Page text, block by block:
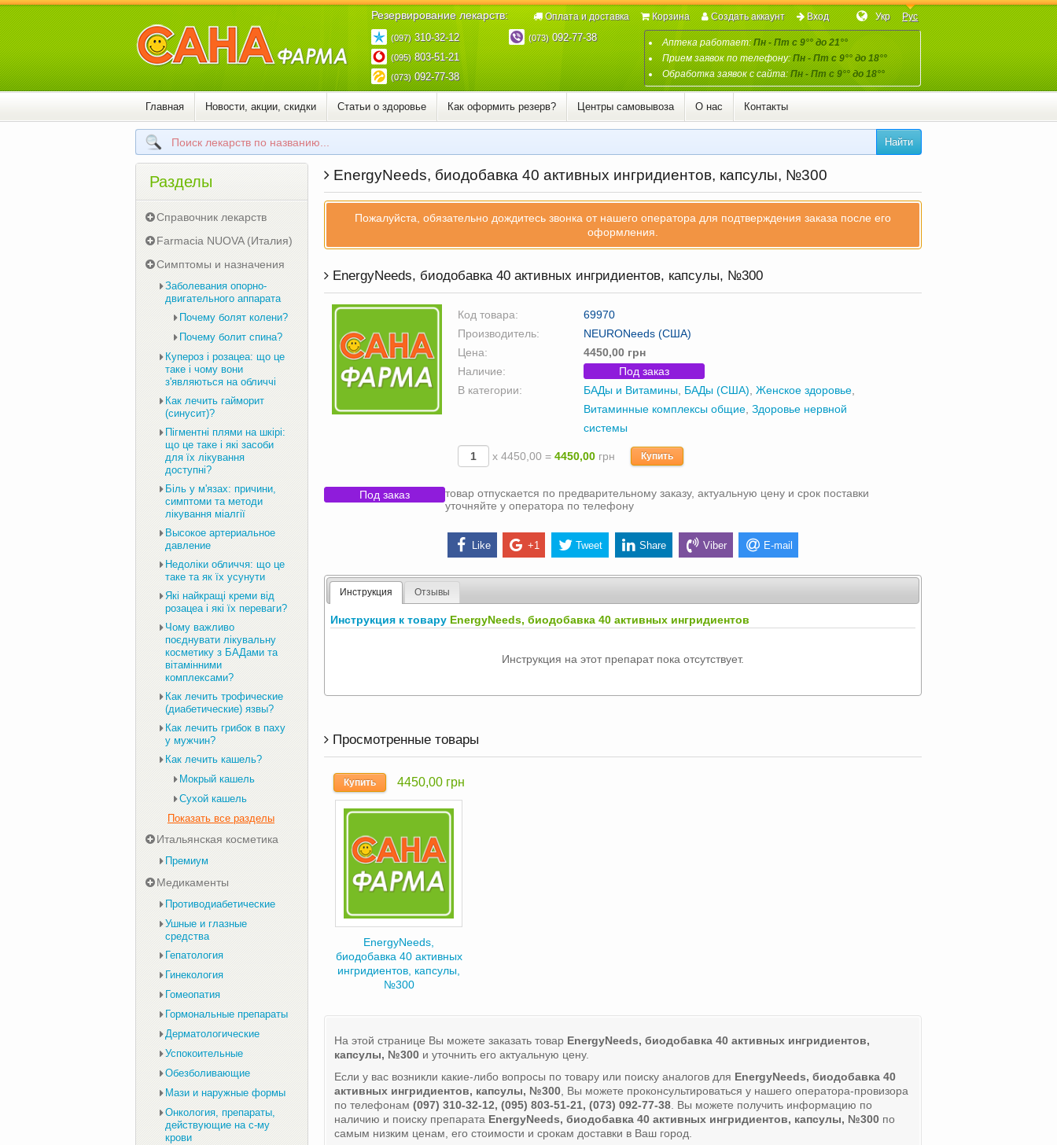
Резервирование лекарств:
(097)310-32-12
(095)803-51-21
(073)092-77-38
(073)092-77-38 Аптека работает:Пн - Пт с 9°° до 21°°
Прием заявок по телефону:Пн - Пт с 9°° до 18°°
Обработка заявок с сайта:Пн - Пт с 9°° до 18°°
Укр Рус
Оплата и доставка Корзина Создать аккаунт Вход
Главная Новости, акции, скидки Статьи о здоровье Как оформить резерв? Центры самовывоза О нас Контакты
Найти
EnergyNeeds, биодобавка 40 активных ингридиентов, капсулы, №300
Пожалуйста, обязательно дождитесь звонка от нашего оператора для подтверждения заказа после его
оформления.
EnergyNeeds, биодобавка 40 активных ингридиентов, капсулы, №300
Код товара:
69970
Производитель:
NEURONeeds (США)
Цена:
4450,00 грн
Наличие:
Под заказ
В категории:
БАДы и Витамины БАДы (США) Женское здоровье
Витаминные комплексы общие Здоровье нервной
системы
х 4450,00 = 4450,00 грн Купить
Под заказ
товар отпускается по предварительному заказу, актуальную цену и срок поставки
уточняйте у оператора по телефону
Like +1 Tweet Share Viber E-mail
Инструкция Отзывы
Инструкция к товару EnergyNeeds, биодобавка 40 активных ингридиентов
Инструкция на этот препарат пока отсутствует.
Просмотренные товары
Купить 4450,00 грн
EnergyNeeds,
биодобавка 40 активных
ингридиентов, капсулы,
№300
На этой странице Вы можете заказать товар EnergyNeeds, биодобавка 40 активных ингридиентов,
капсулы, №300 и уточнить его актуальную цену.
Если у вас возникли какие-либо вопросы по товару или поиску аналогов для EnergyNeeds, биодобавка 40
активных ингридиентов, капсулы, №300 , Вы можете проконсультироваться у нашего оператора-провизора
по телефонам (097) 310-32-12, (095) 803-51-21, (073) 092-77-38 . Вы можете получить информацию по
наличию и поиску препарата EnergyNeeds, биодобавка 40 активных ингридиентов, капсулы, №300 по
самым низким ценам, его стоимости и срокам доставки в Ваш город.
Разделы
Справочник лекарств
Farmacia NUOVA (Италия)
Симптомы и назначения
Заболевания опорно-
двигательного аппарата
Почему болят колени?
Почему болит спина?
Купероз і розацеа: що це
таке і чому вони
з'являються на обличчі
Как лечить гайморит
(синусит)?
Пігментні плями на шкірі:
що це таке і які засоби
для їх лікування
доступні?
Біль у м'язах: причини,
симптоми та методи
лікування міалгії
Высокое артериальное
давление
Недоліки обличчя: що це
таке та як їх усунути
Які найкращі креми від
розацеа і які їх переваги?
Чому важливо
поєднувати лікувальну
косметику з БАДами та
вітамінними
комплексами?
Как лечить трофические
(диабетические) язвы?
Как лечить грибок в паху
у мужчин?
Как лечить кашель?
Мокрый кашель
Сухой кашель
Показать все разделы
Итальянская косметика
Премиум
Медикаменты
Противодиабетические
Ушные и глазные
средства
Гепатология
Гинекология
Гомеопатия
Гормональные препараты
Дерматологические
Успокоительные
Обезболивающие
Мази и наружные формы
Онкология, препараты,
действующие на с-му
крови